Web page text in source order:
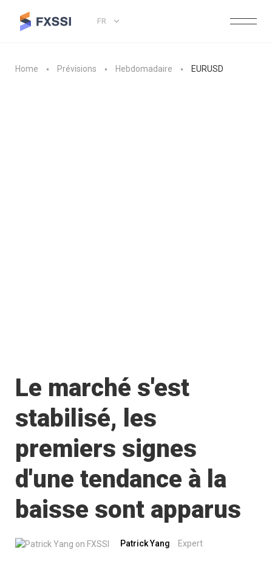
FR
Home Prévisions Hebdomadaire EURUSD
Le marché s'est
stabilisé, les
premiers signes
d'une tendance à la
baisse sont apparus
Patrick Yang Expert